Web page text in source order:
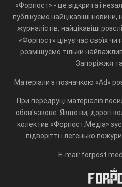
«Форпост» - це відкрита і
публікуємо найцікавіші новини,
журналістів, найцікавіші
«Форпост» цінує час своїх
розміщуємо тільки
Запоріжжя та
Матеріали з позначкою «Ad»
При передруці матеріалів
обов'язкове. Якщо ви, дорогі
колектив «Форпост.Медіа»
підворітті і легенько
E-mail: